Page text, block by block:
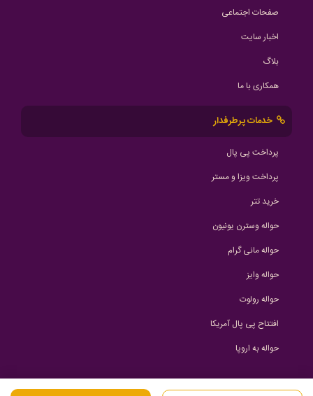
صفحات اجتماعی
اخبار سایت
بلاگ
همکاری با ما
خدمات پرطرفدار
پرداخت پی پال
پرداخت ویزا و مستر
خرید تتر
حواله وسترن یونیون
حواله مانی گرام
حواله وایز
حواله رولوت
افتتاح پی پال آمریکا
حواله به اروپا